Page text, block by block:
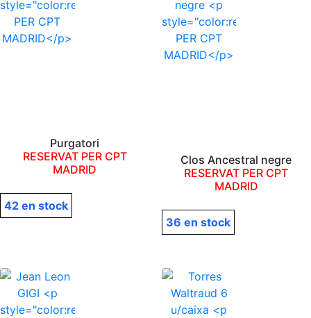
Purgatori
RESERVAT PER CPT
MADRID
42 en stock
Clos Ancestral negre
RESERVAT PER CPT
MADRID
36 en stock